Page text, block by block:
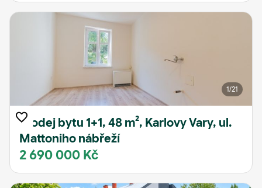
1/21
Prodej bytu 1+1, 48 m², Karlovy Vary, ul.
Mattoniho nábřeží
2 690 000 Kč